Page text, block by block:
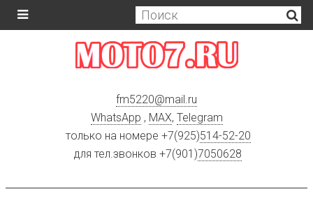
fm5220@mail.ru
WhatsApp , MAX, Telegram
только на номере +7(925)514-52-20
для тел.звонков +7(901)7050628